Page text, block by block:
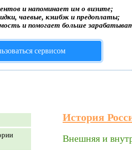
и напоминает им о визите;
чаевые, кэшбэк и предоплаты;
и помогает больше
сервисом
История
Внешняя и